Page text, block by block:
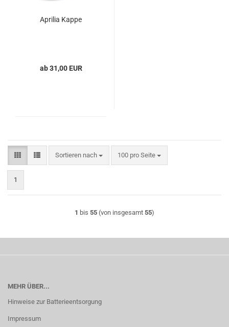
Aprilia Kappe
ab 31,00 EUR
Sortieren nach
Sortieren nach 100 pro Seite
pro Seite
1
1 bis 55 (von insgesamt 55)
MEHR ÜBER...
Hinweise zur Batterieentsorgung
Impressum